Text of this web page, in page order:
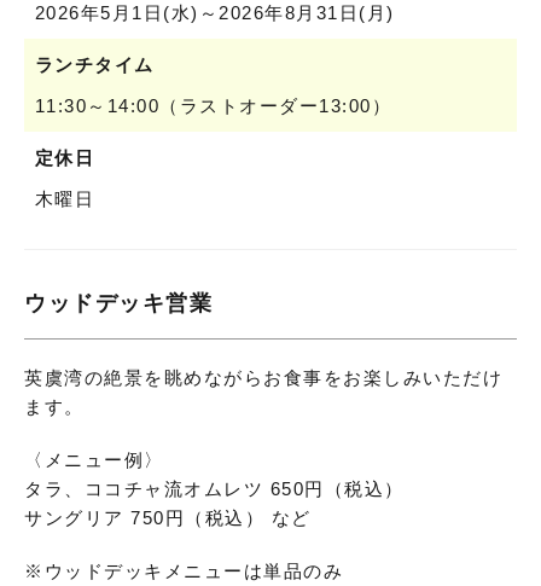
2026年5月1日(水)～2026年8月31日(月)
ランチタイム
11:30～14:00（ラストオーダー13:00）
定休日
木曜日
ウッドデッキ営業
英虞湾の絶景を眺めながらお食事をお楽しみいただけ
ます。
〈メニュー例〉
タラ、ココチャ流オムレツ 650円（税込）
サングリア 750円（税込） など
※ウッドデッキメニューは単品のみ